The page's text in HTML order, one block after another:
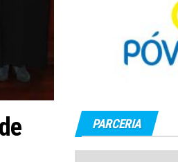
PARCERIA